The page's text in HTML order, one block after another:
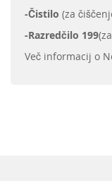
-Čistilo (za
-Razredčilo 199
Več informacij o